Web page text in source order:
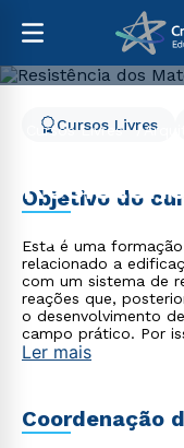
Cursos Livres
Cursos Livres
Objetivo do
Esta é uma
relacionado a
com um sistema de
reações que,
o desenvolvimento
campo prático. Por
Aplicados à
em uma estrutura. O primeiro passo na elaboração de um
edifício está no
Ler mais
Coordenação